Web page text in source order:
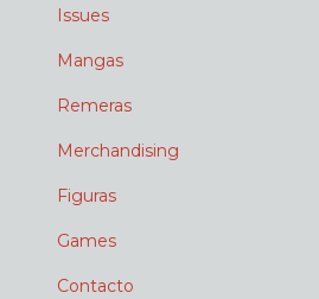
Issues
Mangas
Remeras
Merchandising
Figuras
Games
Contacto